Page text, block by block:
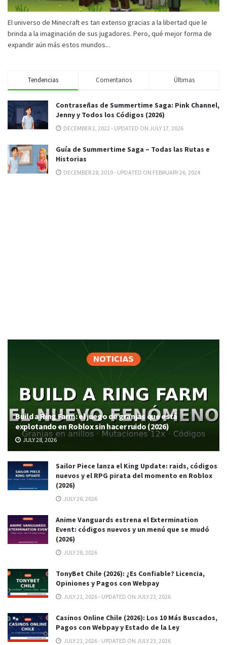
El universo de Minecraft es tan extenso gracias a la libertad que le
brinda a la imaginación de sus jugadores. Pero, qué mejor forma de
expandir aún más estos mundos...
Tendencias Comentarios Últimas
Contraseñas de Summertime Saga: Pink Channel,
Jenny y Todos los Códigos (2026)
DECEMBER 2, 2022 - UPDATED ON JULY 17, 2026
Guía de Summertime Saga – Todas las Rutas e
Historias
DECEMBER 28, 2019 - UPDATED ON FEBRUARY 26, 2024
Build a Ring Farm: el juego de granjas que está
explotando en Roblox sin hacer ruido (2026)
JULY 28, 2026
Sailor Piece lanza el King Update: raids, códigos
nuevos y el RPG pirata del momento en Roblox
(2026)
JULY 28, 2026
Anime Vanguards estrena el Extermination
Event: códigos nuevos y un menú que se mudó
(2026)
JULY 28, 2026
TonyBet Chile (2026): ¿Es Confiable? Licencia,
Opiniones y Pagos con Webpay
JULY 21, 2026 - UPDATED ON JULY 23, 2026
Casinos Online Chile (2026): Los 10 Más Buscados,
Pagos con Webpay y Estado de la Ley
JULY 21, 2026 - UPDATED ON JULY 23, 2026